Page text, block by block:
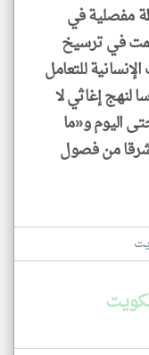
مفصلية في
في ترسيخ
للتعامل
لنهج إغاثي لا
اليوم و«ما
من فصول